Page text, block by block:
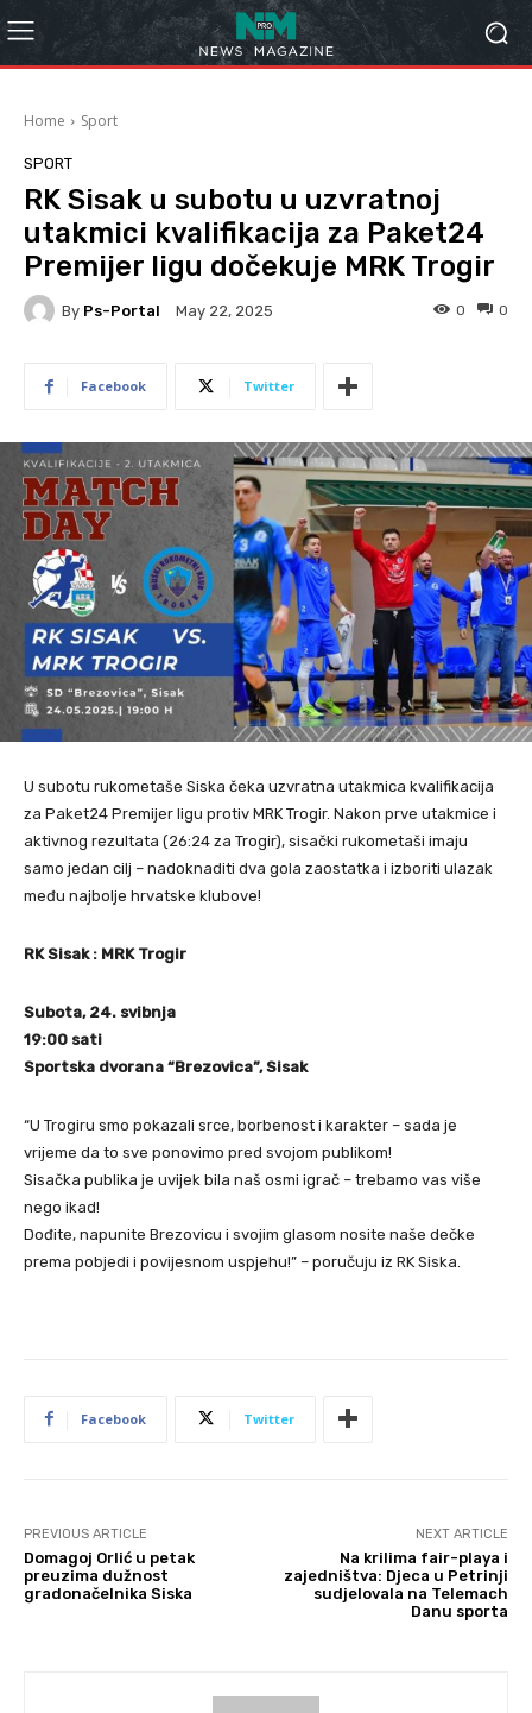
Home Sport
SPORT
RK Sisak u subotu u uzvratnoj
utakmici kvalifikacija za Paket24
Premijer ligu dočekuje MRK Trogir
By Ps-Portal May 22, 2025 0
0
Facebook Twitter
U subotu rukometaše Siska čeka uzvratna utakmica kvalifikacija
za Paket24 Premijer ligu protiv MRK Trogir. Nakon prve utakmice i
aktivnog rezultata (26:24 za Trogir), sisački rukometaši imaju
samo jedan cilj – nadoknaditi dva gola zaostatka i izboriti ulazak
među najbolje hrvatske klubove!
RK Sisak : MRK Trogir
Subota, 24. svibnja
19:00 sati
Sportska dvorana “Brezovica”, Sisak
“U Trogiru smo pokazali srce, borbenost i karakter – sada je
vrijeme da to sve ponovimo pred svojom publikom!
Sisačka publika je uvijek bila naš osmi igrač – trebamo vas više
nego ikad!
Dođite, napunite Brezovicu i svojim glasom nosite naše dečke
prema pobjedi i povijesnom uspjehu!” – poručuju iz RK Siska.
Facebook Twitter
PREVIOUS ARTICLE
Domagoj Orlić u petak
preuzima dužnost
gradonačelnika Siska
NEXT ARTICLE
Na krilima fair-playa i
zajedništva: Djeca u Petrinji
sudjelovala na Telemach
Danu sporta